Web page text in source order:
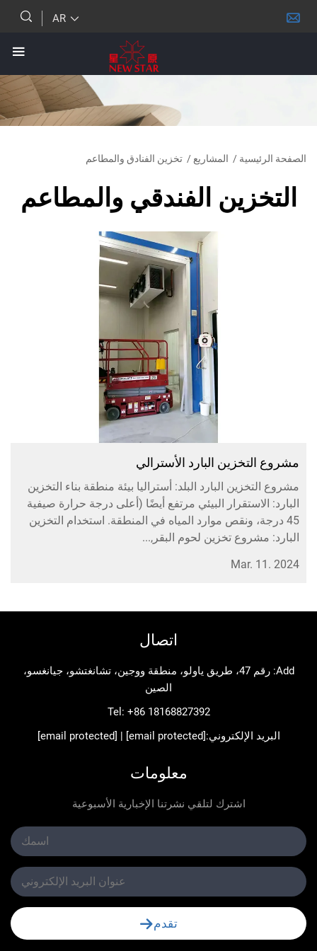
/المشاريع/تخزين الفنادق والمطاعم
الفندقي والمطاعم
البارد الأسترالي
البارد البلد: أستراليا بيئة منطقة بناء التخزين
البيئي مرتفع أيضًا (أعلى درجة حرارة صيفية
ونقص موارد المياه في المنطقة. استخدام التخزين
تخزين لحوم البقر,...
Mar.
Add: رقم 47، طريق ياولو، منطقة ووجين، تشانغتشو، جيانغسو،
Tel:+86 18168827392
الإلكتروني:[email protected]
|
[email protected]
معلومات
اشترك لتلقي نشرتنا الإخبارية الأسبوعية